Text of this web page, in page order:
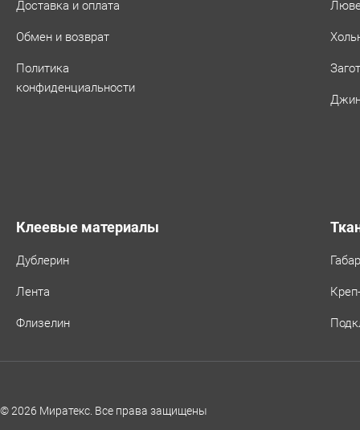
Доставка и оплата
Обмен и возврат
Политика
конфиденциальности
Клеевые материалы
Дублерин
Лента
Флизелин
© 2026 Миратекс. Все права защищены